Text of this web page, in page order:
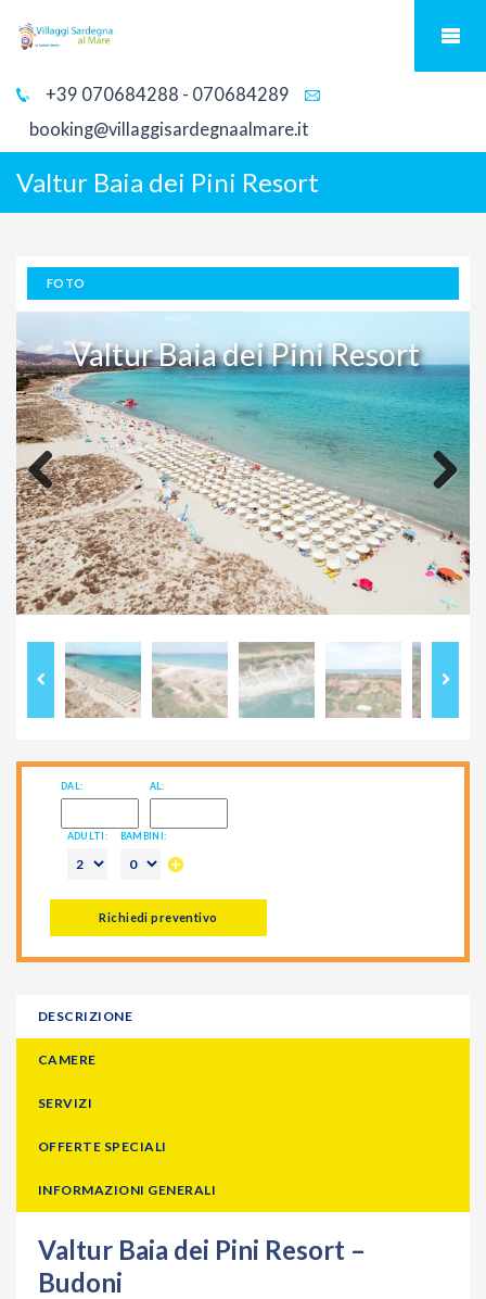
+39 070684288 - 070684289
booking@villaggisardegnaalmare.it
Valtur Baia dei Pini Resort
FOTO
Valtur Baia dei Pini Resort
Previous Next
DAL: AL:
ADULTI: BAMBINI:
Richiedi preventivo
DESCRIZIONE
CAMERE
SERVIZI
OFFERTE SPECIALI
INFORMAZIONI GENERALI
Valtur Baia dei Pini Resort –
Budoni